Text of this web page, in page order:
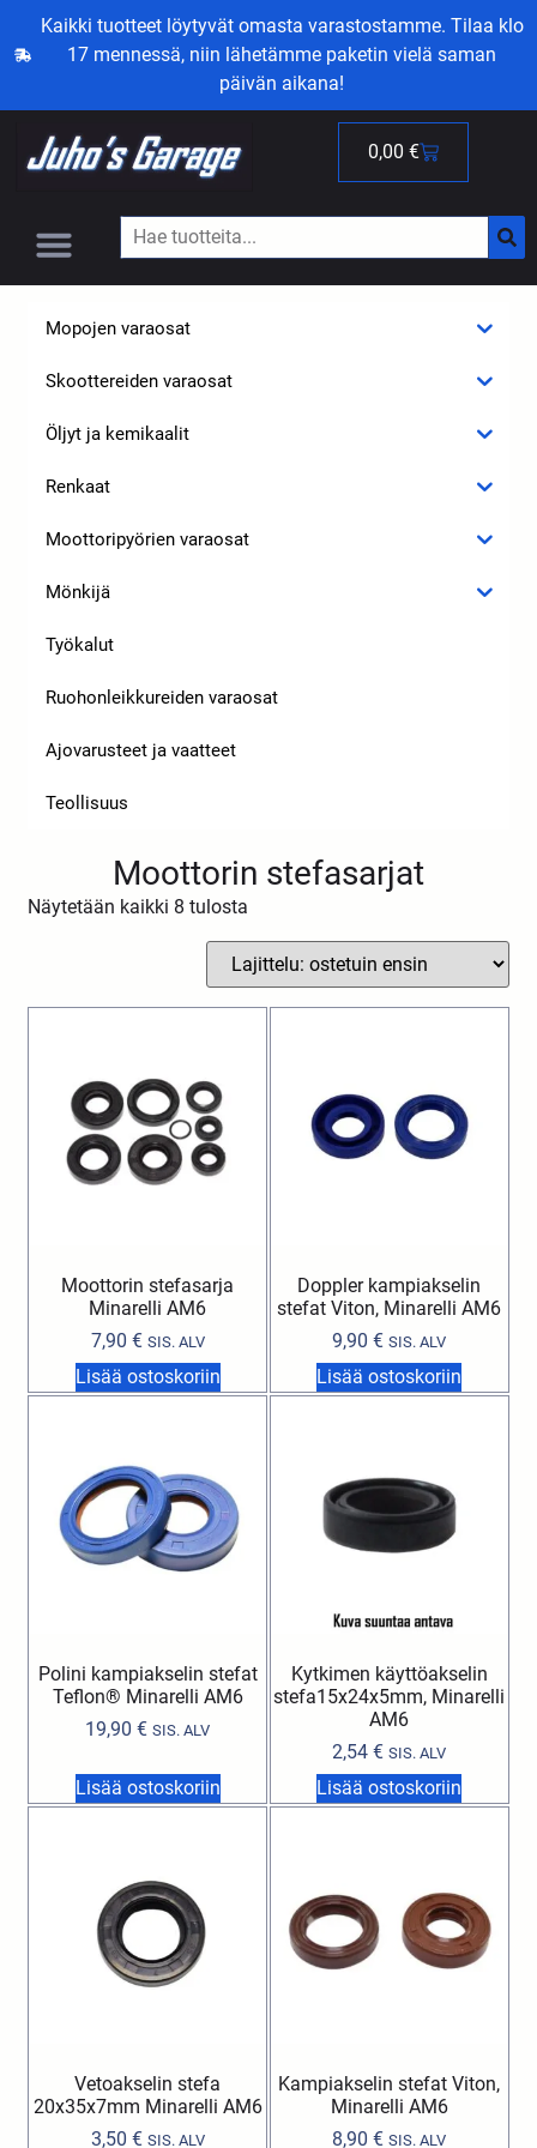
Kaikki tuotteet löytyvät omasta varastostamme. Tilaa klo
17 mennessä, niin lähetämme paketin vielä saman
päivän aikana!
0,00 €
Mopojen varaosat
Skoottereiden varaosat
Öljyt ja kemikaalit
Renkaat
Moottoripyörien varaosat
Mönkijä
Työkalut
Ruohonleikkureiden varaosat
Ajovarusteet ja vaatteet
Teollisuus
Moottorin stefasarjat
Näytetään kaikki 8 tulosta
Moottorin stefasarja
Minarelli AM6
7,90 € SIS. ALV
Lisää ostoskoriin
Doppler kampiakselin
stefat Viton, Minarelli AM6
9,90€ SIS. ALV
Lisää ostoskoriin
Polini kampiakselin stefat
Teflon® Minarelli AM6
19,90€ SIS. ALV
Lisää ostoskoriin
Kytkimen käyttöakselin
stefa15x24x5mm, Minarelli
AM6
2,54€ SIS. ALV
Lisää ostoskoriin
Vetoakselin stefa
20x35x7mm Minarelli AM6
3,50 € SIS. ALV
Kampiakselin stefat Viton,
Minarelli AM6
8,90€ SIS. ALV